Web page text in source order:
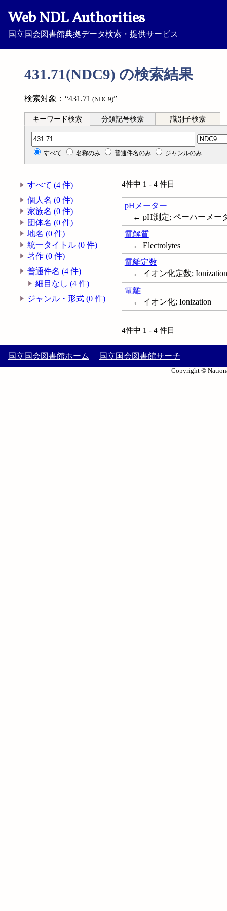
Web NDL Authorities
国立国会図書館典拠データ検索・提供サービス
431.71(NDC9) の検索結果
検索対象：“431.71 (NDC9)”
キーワード検索 分類記号検索 識別子検索
分類記号検索
すべて 名称のみ 普通件名のみ ジャンルのみ
すべて (4 件)
個人名 (0 件)
家族名 (0 件)
団体名 (0 件)
地名 (0 件)
統一タイトル (0 件)
著作 (0 件)
普通件名 (4 件)
細目なし (4 件)
ジャンル・形式 (0 件)
4件中 1 - 4 件目
pHメーター
← pH測定; ペーハーメー
電解質
← Electrolytes
電離定数
← イオン化定数; Ionization
電離
← イオン化; Ionization
4件中 1 - 4 件目
国立国会図書館ホーム 国立国会図書館サーチ
Copyright ©